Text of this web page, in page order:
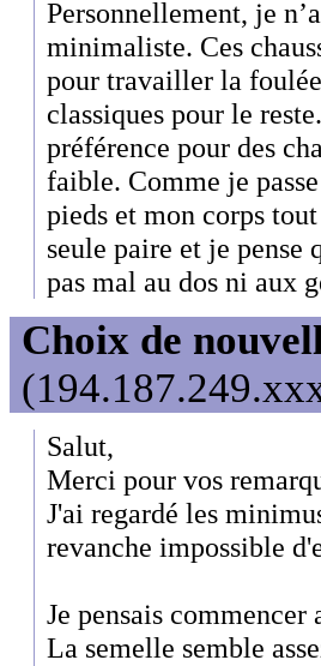
Personnellement, je
minimaliste. Ces
pour travailler la foulée
classiques pour le
préférence pour des
faible. Comme je
pieds et mon corps
seule paire et je pense
pas mal au dos ni aux
Choix de
Salut,
Merci pour vos
J'ai regardé les
revanche impossible
Je pensais
La semelle semble